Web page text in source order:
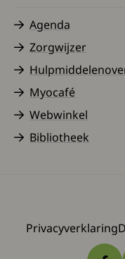
Agenda
Zorgwijzer
Myocafé
Webwinkel
Bibliotheek
Privacyverklaring